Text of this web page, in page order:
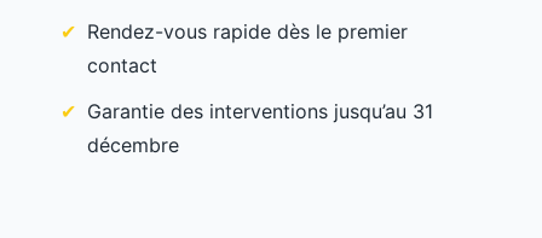
Rendez-vous rapide dès le premier
contact
Garantie des interventions jusqu’au 31
décembre